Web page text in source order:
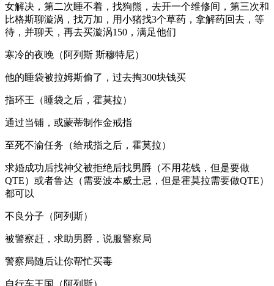
女解决，第二次睡不着，找狗熊，去开一个维修间，第三次和
比格斯聊漩涡，找万加，用小猪找3个草药，拿解药回去，等
待，并聊天，再去买漩涡150，满足他们
寒冷的夜晚（阿列斯 斯穆特尼）
他的睡袋被拉姆斯偷了，过去掏300块钱买
指环王（睡袋之后，霍莫拉）
通过当铺，或蒙蒂制作金戒指
至死不渝任务（给戒指之后，霍莫拉）
求婚成功后找神父被拒绝后找男爵（不用花钱，但是要做
QTE）或者鲁达（需要波本威士忌，但是霍莫拉需要做QTE）
都可以
不良分子（阿列斯）
被警察赶，求助男爵，说服警察局
警察局随后让你帮忙买毒